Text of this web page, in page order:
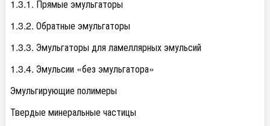
1.3.1. Прямые эмульгаторы
1.3.2. Обратные эмульгаторы
1.3.3. Эмульгаторы для ламеллярных эмульсий
1.3.4. Эмульсии «без эмульгатора»
Эмульгирующие полимеры
Твердые минеральные частицы